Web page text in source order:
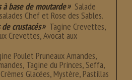
base de moutarde
Salade
Chef et Rose des Sables.
crustacés
Tagine Crevettes,
Crevettes, Avocat aux
Poulet Pruneaux Amandes,
Tagine du Princes, Seffa,
Glacées, Mystère, Pastillas